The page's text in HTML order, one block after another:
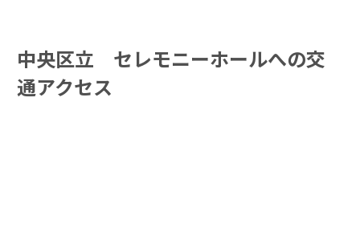
中央区立 セレモニーホールへの交
通アクセス